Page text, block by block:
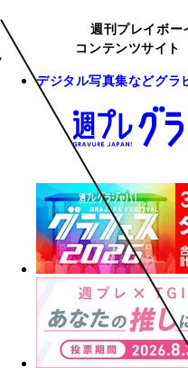
週刊プレイボー
コンテンツサイト
デジタル写真集などグラ